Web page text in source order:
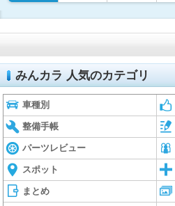
みんカラ 人気のカテゴリ
車種別
整備手帳
パーツレビュー
スポット
まとめ